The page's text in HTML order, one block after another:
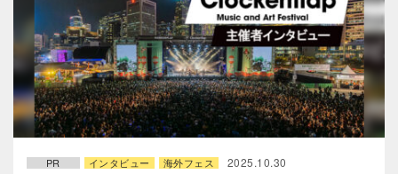
PR インタビュー 海外フェス 2025.10.30